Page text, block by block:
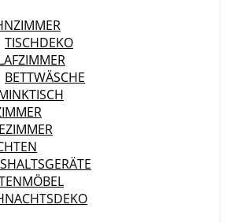
TISCHDEKO
BETTWÄSCHE